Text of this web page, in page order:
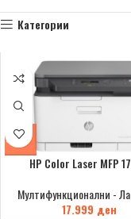
Категории
HP Color Laser MFP
Мултифункционални -
17.999 ден